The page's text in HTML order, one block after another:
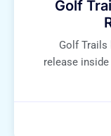
Golf
Golf Trails
release